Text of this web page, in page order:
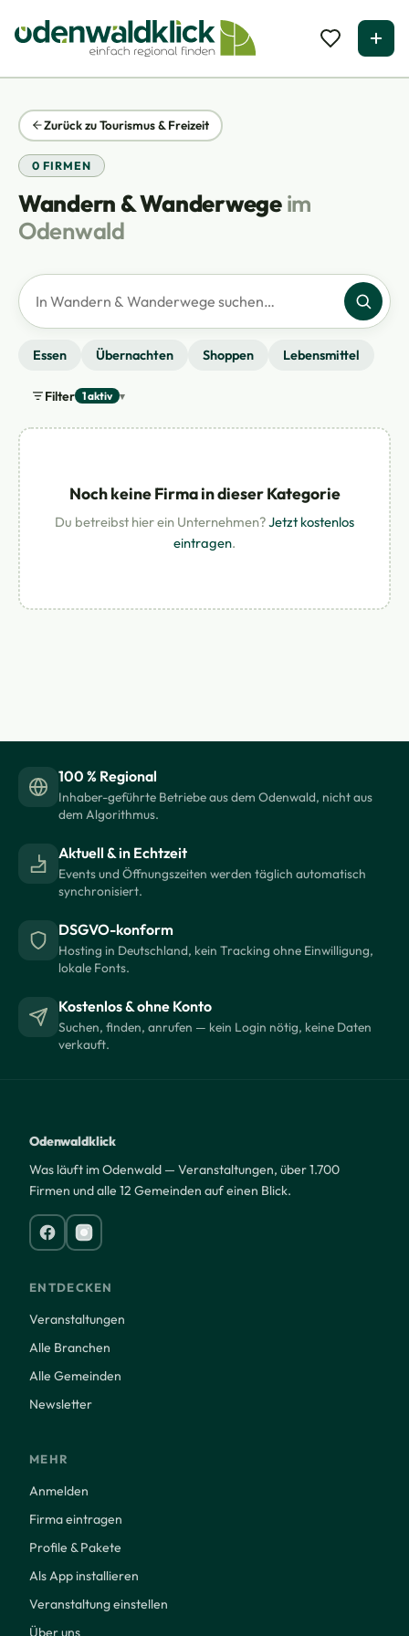
Zurück zu Tourismus & Freizeit
0 FIRMEN
Wandern & Wanderwegeim
Odenwald
Firmen suchen
Essen Übernachten Shoppen Lebensmittel
Filter 1 aktiv ▾
Noch keine Firma in dieser Kategorie
Du betreibst hier ein Unternehmen?Jetzt kostenlos
eintragen.
100 % Regional
Inhaber-geführte Betriebe aus dem Odenwald, nicht aus
dem Algorithmus.
Aktuell & in Echtzeit
Events und Öffnungszeiten werden täglich automatisch
synchronisiert.
DSGVO-konform
Hosting in Deutschland, kein Tracking ohne Einwilligung,
lokale Fonts.
Kostenlos & ohne Konto
Suchen, finden, anrufen — kein Login nötig, keine Daten
verkauft.
Odenwaldklick
Was läuft im Odenwald — Veranstaltungen, über 1.700
Firmen und alle 12 Gemeinden auf einen Blick.
ENTDECKEN
Veranstaltungen
Alle Branchen
Alle Gemeinden
Newsletter
MEHR
Anmelden
Firma eintragen
Profile & Pakete
Als App installieren
Veranstaltung einstellen
Über uns